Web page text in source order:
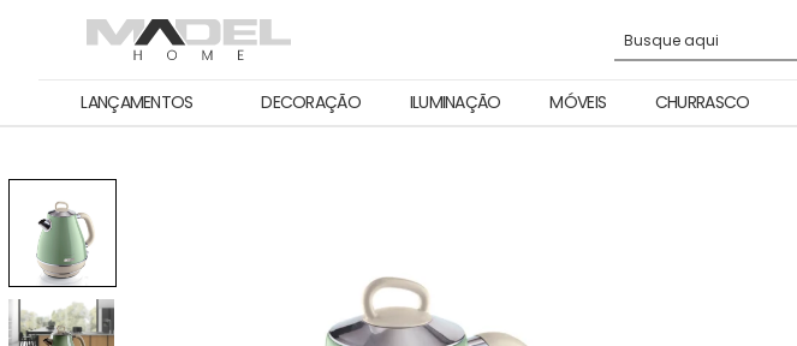
LANÇAMENTOS DECORAÇÃO ILUMINAÇÃO MÓVEIS CHURRASCO